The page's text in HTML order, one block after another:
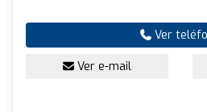
Ver
Ver e-mail